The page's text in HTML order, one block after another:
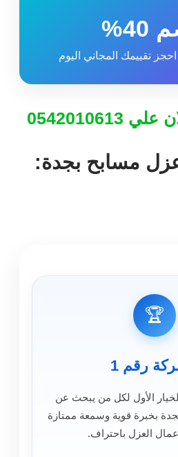
تقييمك المجاني اليوم
مسابح بجدة:
🏆
رقم 1
الأول لكل من يبحث عن
بخبرة قوية وسمعة ممتازة
العزل باحتراف.